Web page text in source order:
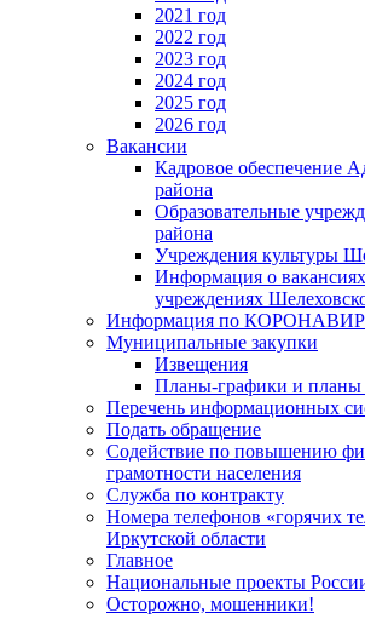
2021 год
2022 год
2023 год
2024 год
2025 год
2026 год
Вакансии
Кадровое обеспечение
района
Образовательные
района
Учреждения культуры
Информация о
учреждениях
Информация по
Муниципальные закупки
Извещения
Планы-графики и планы
Перечень информационных
Подать обращение
Содействие по повышению
грамотности населения
Служба по контракту
Номера телефонов «горячих
Иркутской области
Главное
Национальные проекты
Осторожно, мошенники!